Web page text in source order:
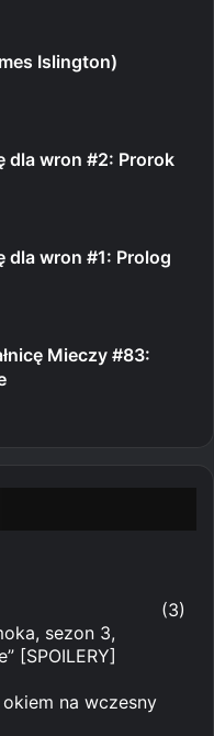
Islington)
dla wron #2: Prorok
dla wron #1: Prolog
Mieczy #83:
(3)
sezon 3,
[SPOILERY]
na wczesny